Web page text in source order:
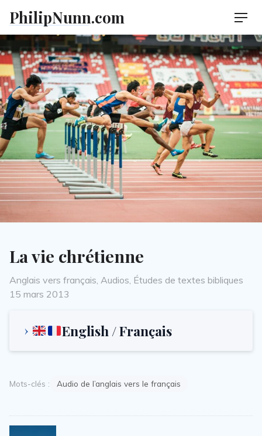
content
PhilipNunn.com
La vie chrétienne
Categories
Anglais vers français, Audios, Études de textes bibliques
15 mars 2013
English / Français
Mots-clés : Audio de l’anglais vers le français